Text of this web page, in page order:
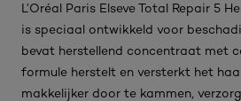
L’Oréal Paris Elseve Total Repair 5
is speciaal ontwikkeld voor
bevat herstellend concentraat met
formule herstelt en versterkt het
makkelijker door te kammen,